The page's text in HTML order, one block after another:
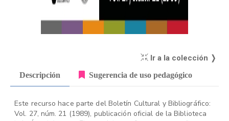
Ir a la colección ❭
Descripción Sugerencia de uso pedagógico
Este recurso hace parte del Boletín Cultural y Bibliográfico:
Vol. 27, núm. 21 (1989), publicación oficial de la Biblioteca